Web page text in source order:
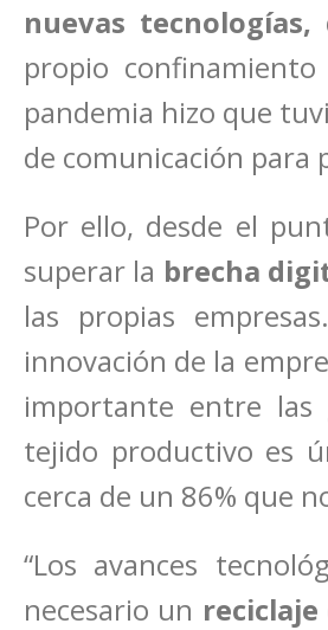
nuevas tecnologías,
propio
pandemia hizo que
de comunicación
Por ello, desde el
superar la brecha
las propias
innovación de la
importante entre las
tejido productivo es
cerca de un 86% que
“Los avances
necesario un